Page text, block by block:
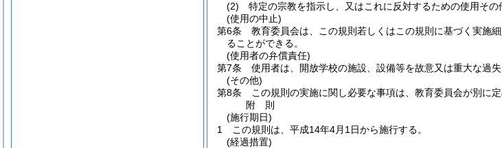
(2)
特定の宗教を指示し、又はこれに反対するための使用そ
(使用の中止)
第6条
教育委員会は、この規則若しくはこの規則に基づく実施
ることができる。
(使用者の弁償責任)
第7条
使用者は、開放学校の施設、設備等を故意又は重大な過
(その他)
第8条
この規則の実施に関し必要な事項は、教育委員会が別に定
附 則
(施行期日)
1
この規則は、平成14年4月1日から施行する。
(経過措置)